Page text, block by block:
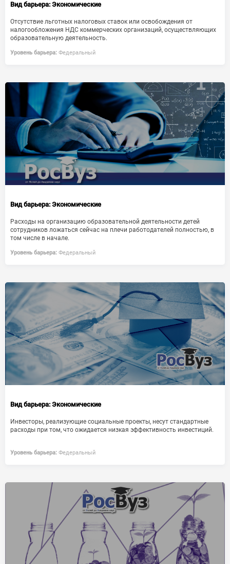
Вид барьера: Экономические
Отсутствие льготных налоговых ставок или освобождения от
налогообложения НДС коммерческих организаций, осуществляющих
образовательную деятельность.
Уровень барьера: Федеральный
Вид барьера: Экономические
Расходы на организацию образовательной деятельности детей
сотрудников ложаться сейчас на плечи работодателей полностью, в
том числе в начале.
Уровень барьера: Федеральный
Вид барьера: Экономические
Инвесторы, реализующие социальные проекты, несут стандартные
расходы при том, что ожидается низкая эффективность инвестиций.
Уровень барьера: Федеральный